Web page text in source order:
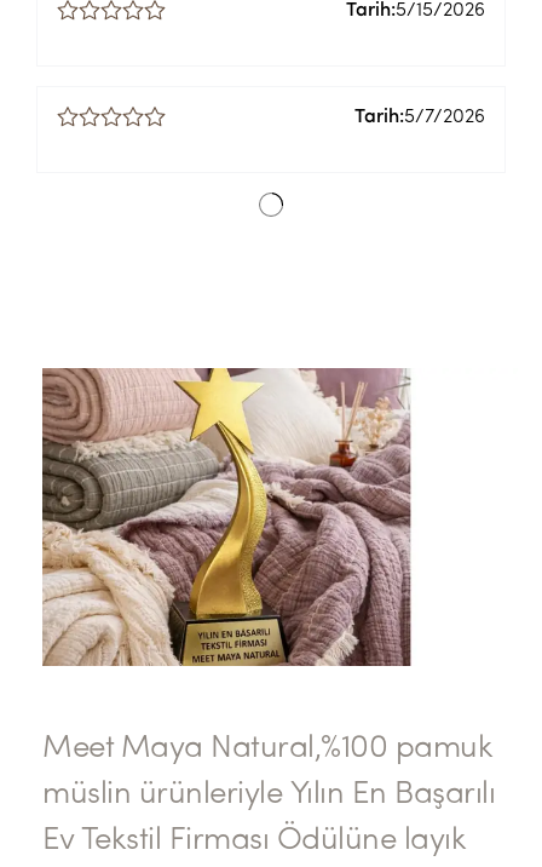
Tarih:5/15/2026
Tarih:5/7/2026
Meet Maya Natural,%100 pamuk
müslin ürünleriyle Yılın En Başarılı
Ev Tekstil Firması Ödülüne layık